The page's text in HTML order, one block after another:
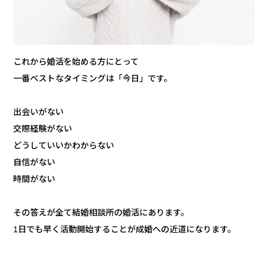
これから婚活を始める方にとって
一番ベストなタイミングは「今日」です。
出会いがない
交際経験がない
どうしていいかわからない
自信がない
時間がない
その答えが全て結婚相談所の婚活にあります。
1日でも早く活動開始することが成婚への近道になります。